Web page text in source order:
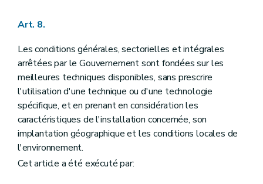
Art. 8.
Les conditions générales, sectorielles et intégrales
arrêtées par le Gouvernement sont fondées sur les
meilleures techniques disponibles, sans prescrire
l'utilisation d'une technique ou d'une technologie
spécifique, et en prenant en considération les
caractéristiques de l'installation concernée, son
implantation géographique et les conditions locales de
l'environnement.
Cet article a été exécuté par: